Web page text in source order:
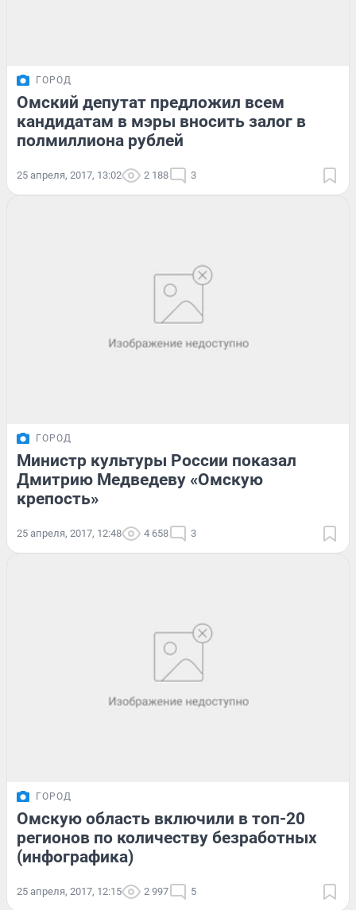
ГОРОД
Омский депутат предложил всем
кандидатам в мэры вносить залог в
полмиллиона рублей
25 апреля, 2017, 13:02 2 188 3
ГОРОД
Министр культуры России показал
Дмитрию Медведеву «Омскую
крепость»
25 апреля, 2017, 12:48 4 658 3
ГОРОД
Омскую область включили в топ-20
регионов по количеству безработных
(инфографика)
25 апреля, 2017, 12:15 2 997 5